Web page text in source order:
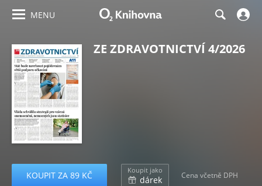
MENU
ZE ZDRAVOTNICTVÍ 4/2026
KOUPIT ZA 89 KČ Koupit jako
dárek Cena včetně DPH